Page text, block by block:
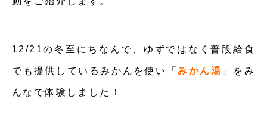
12/21の冬至にちなんで、ゆずではなく普段給食
でも提供しているみかんを使い「みかん湯 」をみ
んなで体験しました！